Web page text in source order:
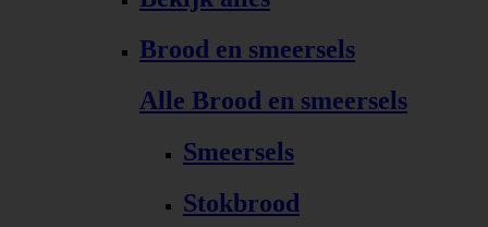
Brood en smeersels
Alle Brood en smeersels
Smeersels
Stokbrood